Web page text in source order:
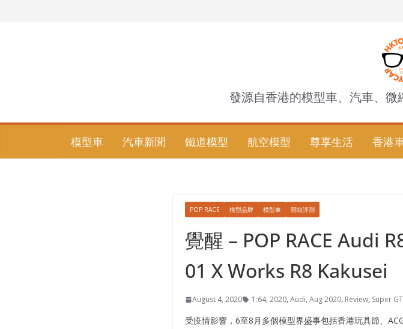
發源自香港的模型車、汽車、
模型車 汽車新聞 鐵道模型 航空模型 尊享生活 香港
POP RACE 模型品牌 模型車 開箱評測
覺醒 – POP RACE Audi
01 X Works R8 Kakusei
August 4, 2020 1:64, 2020, Audi, Aug 2020, Review, Super GT
受疫情影響，6至8月多個模型界盛事包括香港玩具節、